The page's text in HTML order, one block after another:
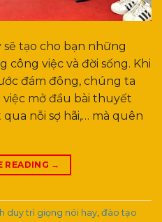
sẽ tạo cho bạn những
việc và đời sống. Khi
đám đông, chúng ta
mở đầu bài thuyết
nỗi sợ hãi,… mà quên
READING →
duy trì giọng nói hay đào tạo